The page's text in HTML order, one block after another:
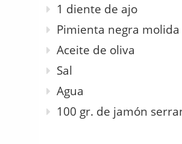
1 diente de ajo
Pimienta negra molida
Aceite de oliva
Sal
Agua
100 gr. de jamón